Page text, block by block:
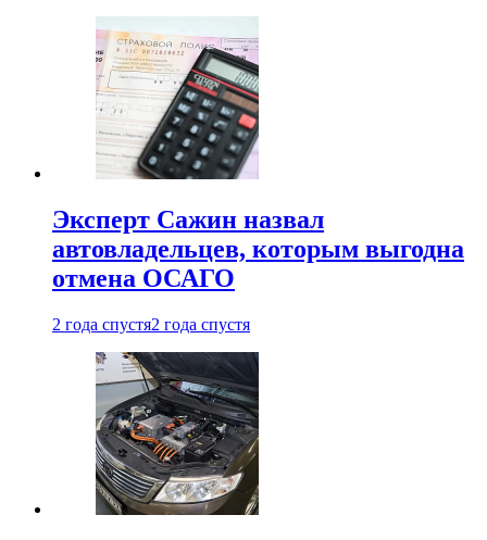
Эксперт Сажин назвал
автовладельцев, которым выгодна
отмена ОСАГО
2 года спустя2 года спустя